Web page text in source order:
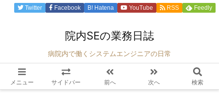
院内SEの業務日誌
病院内で働くシステムエンジニアの日常
メニュー サイドバー 前へ 次へ 検索
Twitter Facebook B! Hatena YouTube RSS Feedly